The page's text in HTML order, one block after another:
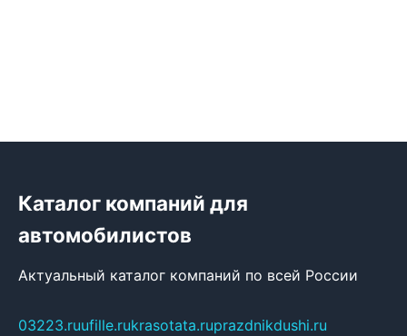
Каталог компаний для
автомобилистов
Актуальный каталог компаний по всей России
03223.ruufille.rukrasotata.ruprazdnikdushi.ru